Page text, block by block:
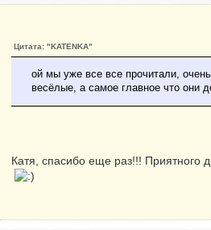
Цитата: "KATENKA"
ой мы уже все все прочитали,
весёлые, а самое главное что они
Катя, спасибо еще раз!!! Приятного